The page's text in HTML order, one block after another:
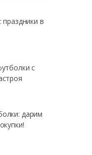
праздники в
с
дарим